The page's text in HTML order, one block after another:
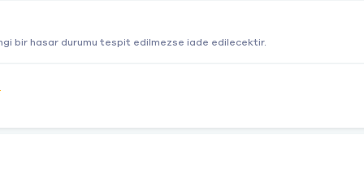
bir hasar durumu tespit edilmezse iade edilecektir.